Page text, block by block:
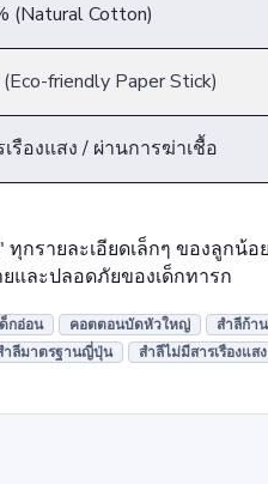
(Natural Cotton)
friendly Paper Stick)
รืองแสง / ผ่านการฆ่าเชื้อ
ทุกรายละเอียดเล็กๆ ของลูก
และปลอดภัยของเด็กทารก
กอ่อน คอตตอนบัดหัวใหญ่
สำลีก้า
ำลีมาตรฐานญี่ปุ่น สำลีไม่มีสารเรืองแสง